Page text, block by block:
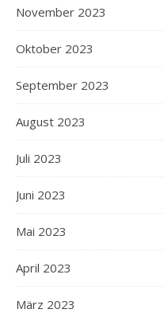
November 2023
Oktober 2023
September 2023
August 2023
Juli 2023
Juni 2023
Mai 2023
April 2023
März 2023